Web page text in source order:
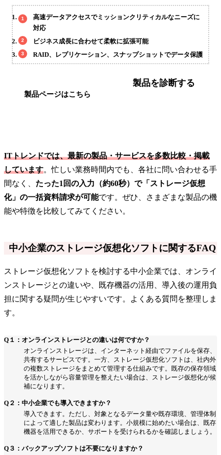
高速データアクセスでミッションクリティカルなニーズに
対応
ビジネス成長に合わせて柔軟に拡張可能
RAID、レプリケーション、スナップショットでデータ保護
製品ページはこちら
製品を診断する
ITトレンドでは、最新の製品・サービスを多数比較・掲載
しています。忙しい業務時間内でも、各社に問い合わせる手
間なく、 たった1回の入力（約60秒）で「ストレージ仮想
化」の一括資料請求が可能です。ぜひ、さまざまな製品の機
能や特徴を比較してみてください。
中小企業のストレージ仮想化ソフトに関するFAQ
ストレージ仮想化ソフトを検討する中小企業では、オンライ
ンストレージとの違いや、既存機器の活用、導入後の運用負
担に関する疑問が生じやすいです。よくある質問を整理しま
す。
Q１：オンラインストレージとの違いは何ですか？
オンラインストレージは、インターネット経由でファイルを保存、
共有するサービスです。一方、ストレージ仮想化ソフトは、社内外
の複数ストレージをまとめて管理する仕組みです。既存の保存領域
を活かしながら容量管理を整えたい場合は、ストレージ仮想化が候
補になります。
Q２：中小企業でも導入できますか？
導入できます。ただし、対象となるデータ量や既存環境、管理体制
によって適した製品は変わります。小規模に始めたい場合は、既存
機器を活用できるか、サポートを受けられるかを確認しましょう。
Q３：バックアップソフトは不要になりますか？